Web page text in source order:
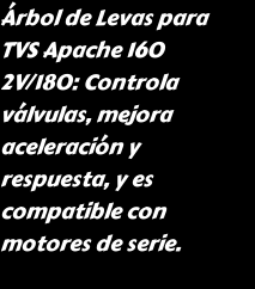
Árbol de Levas para
TVS Apache 160
2V/180: Controla
válvulas, mejora
aceleración y
respuesta, y es
compatible con
motores de serie.